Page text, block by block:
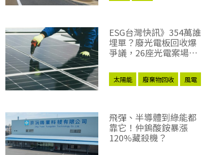
ESG台灣快訊》354萬誰
埋單？廢光電板回收爆
爭議，26座光電案場未
太陽能 廢棄物回收
風電
飛彈、半導體到綠能都
靠它！仲鎢酸銨暴漲
120%藏殺機？